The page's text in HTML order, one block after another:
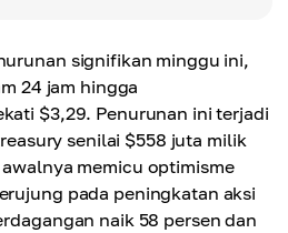
signifikan minggu ini,
24 jam hingga
$3,29. Penurunan ini terjadi
senilai $558 juta milik
memicu optimisme
pada peningkatan aksi
naik 58 persen dan